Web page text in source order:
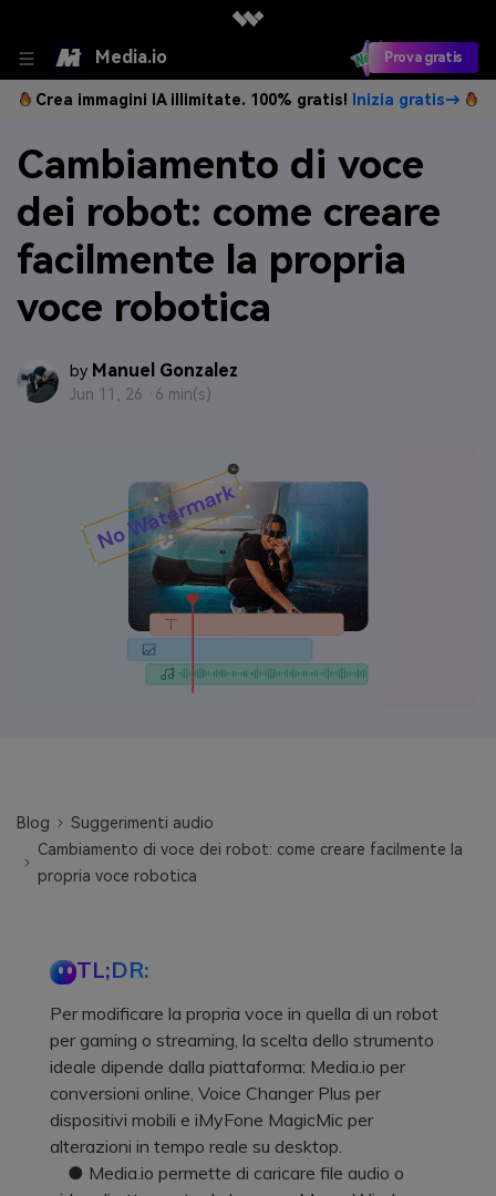
Media.io Prova gratis
Crea immagini IA illimitate. 100% gratis! Inizia gratis→
Cambiamento di voce
dei robot: come creare
facilmente la propria
voce robotica
by Manuel Gonzalez
Jun 11, 26 · 6 min(s)
Blog
Suggerimenti audio
Cambiamento di voce dei robot: come creare facilmente la
propria voce robotica
TL;DR:
Per modificare la propria voce in quella di un robot
per gaming o streaming, la scelta dello strumento
ideale dipende dalla piattaforma: Media.io per
conversioni online, Voice Changer Plus per
dispositivi mobili e iMyFone MagicMic per
alterazioni in tempo reale su desktop.
● Media.io permette di caricare file audio o